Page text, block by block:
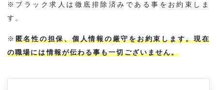
※ブラック求人は徹底排除済みである事をお約束しま
す。
※ 匿名性の担保、個人情報の厳守をお約束します。現在
の職場には情報が伝わる事も一切ございません。